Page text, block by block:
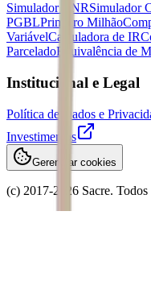
Simulador CNRSimulador
PGBLPrimeiro Milhão
VariávelCalculadora de IR
ParceladoEquivalência de
Institucional e Legal
Política de Dados e
Investimentos
Gerenciar cookies
(c) 2017-2026 Sacre.